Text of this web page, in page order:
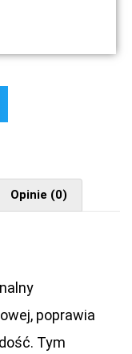
Opinie (0)
poprawia
Tym